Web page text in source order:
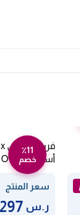
٪11
خصمأسود Ov 2901
سعر المنتج
ر.س